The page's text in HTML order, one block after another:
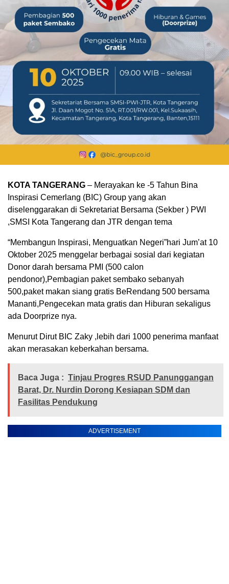
KOTA TANGERANG – Merayakan ke -5 Tahun Bina
Inspirasi Cemerlang (BIC) Group yang akan
diselenggarakan di Sekretariat Bersama (Sekber ) PWI
,SMSI Kota Tangerang dan JTR dengan tema
“Membangun Inspirasi, Menguatkan Negeri”hari Jum’at 10
Oktober 2025 menggelar berbagai sosial dari kegiatan
Donor darah bersama PMI (500 calon
pendonor),Pembagian paket sembako sebanyah
500,paket makan siang gratis BeRendang 500 bersama
Mananti,Pengecekan mata gratis dan Hiburan sekaligus
ada Doorprize nya.
Menurut Dirut BIC Zaky ,lebih dari 1000 penerima manfaat
akan merasakan keberkahan bersama.
Baca Juga : Tinjau Progres RSUD Panunggangan
Barat, Dr. Nurdin Dorong Kesiapan SDM dan
Fasilitas Pendukung
ADVERTISEMENT